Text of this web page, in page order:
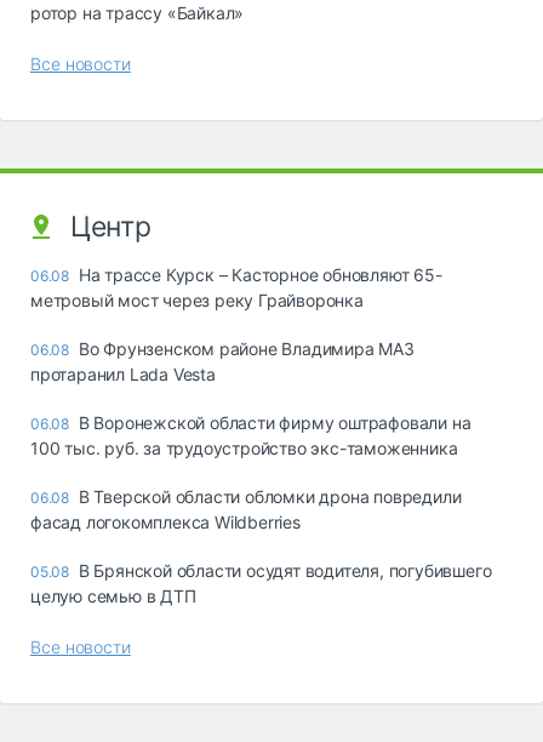
ротор на трассу «Байкал»
Все новости
Центр
06.08 На трассе Курск – Касторное обновляют 65-
метровый мост через реку Грайворонка
06.08 Во Фрунзенском районе Владимира МАЗ
протаранил Lada Vesta
06.08 В Воронежской области фирму оштрафовали на
100 тыс. руб. за трудоустройство экс-таможенника
06.08 В Тверской области обломки дрона повредили
фасад логокомплекса Wildberries
05.08 В Брянской области осудят водителя, погубившего
целую семью в ДТП
Все новости